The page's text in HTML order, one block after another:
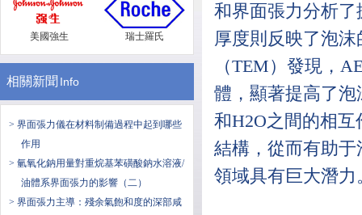
美國強生 瑞士羅氏
相關新聞 Info
> 界面張力儀在材料制備過程中起到哪些
作用
> 氫氧化鈉用量對重烷基苯磺酸鈉水溶液/
油體系界面張力的影響（二）
> 界面張力主導：殘余氣飽和度的深部咸
和界面張力分析
厚度則反映了泡
（TEM）發現，
體，顯著提高了泡
和H2O之間的相
結構，從而有助
領域具有巨大潛力